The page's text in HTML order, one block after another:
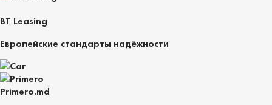
BT Leasing
Европейские стандарты надёжности
Primero.md